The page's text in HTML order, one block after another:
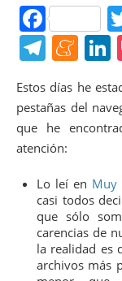
F
a
c
e
b
o
o
k
T
el
e
gr
a
m
M
e
n
e
m
e
Estos días he
pestañas del
que he
atención:
Lo leí en Muy
casi todos
que sólo
carencias de
la realidad es
archivos más